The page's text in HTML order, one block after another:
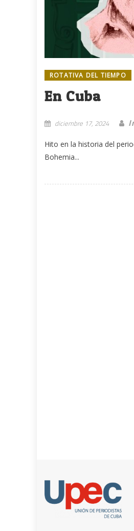
ROTATIVA DEL TIEMPO
En Cuba
diciembre 17, 2024
Hito en la historia del
Bohemia...